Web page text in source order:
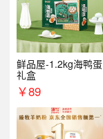
鲜品屋-1.2kg海鸭蛋
礼盒
￥89